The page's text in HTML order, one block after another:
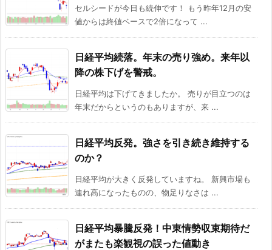
セルシードが今日も続伸です！ もう昨年12月の安
値からは終値ベースで2倍になって ...
日経平均続落。年末の売り強め。来年以
降の株下げを警戒。
日経平均は下げてきましたか。 売りが目立つのは
年末だからというのもありますが、来 ...
日経平均反発。強さを引き続き維持する
のか？
日経平均が大きく反発していますね。 新興市場も
連れ高になったものの、物足りなさは ...
日経平均暴騰反発！中東情勢収束期待だ
がまたも楽観視の誤った値動き